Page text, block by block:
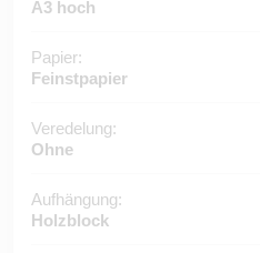
A3 hoch
Papier:
Feinstpapier
Veredelung:
Ohne
Aufhängung:
Holzblock